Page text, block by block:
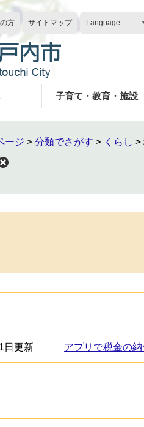
方 サイトマップ Language
子育て・教育・施設
ージ > 分類でさがす > くらし >
日更新 アプリで税金の